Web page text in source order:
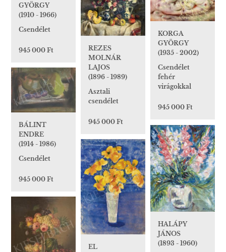
GYÖRGY
(1910 - 1966)
Csendélet
945 000 Ft
KORGA
GYÖRGY
(1935 - 2002)
Csendélet
fehér
virágokkal
945 000 Ft
REZES
MOLNÁR
LAJOS
(1896 - 1989)
Asztali
csendélet
945 000 Ft
BÁLINT
ENDRE
(1914 - 1986)
Csendélet
945 000 Ft
HALÁPY
JÁNOS
(1893 - 1960)
EL